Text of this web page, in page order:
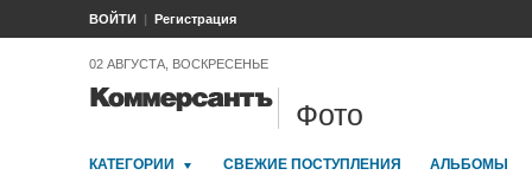
ВОЙТИ Регистрация
02 АВГУСТА, ВОСКРЕСЕНЬЕ
Фото
КАТЕГОРИИ СВЕЖИЕ ПОСТУПЛЕНИЯ АЛЬБОМЫ